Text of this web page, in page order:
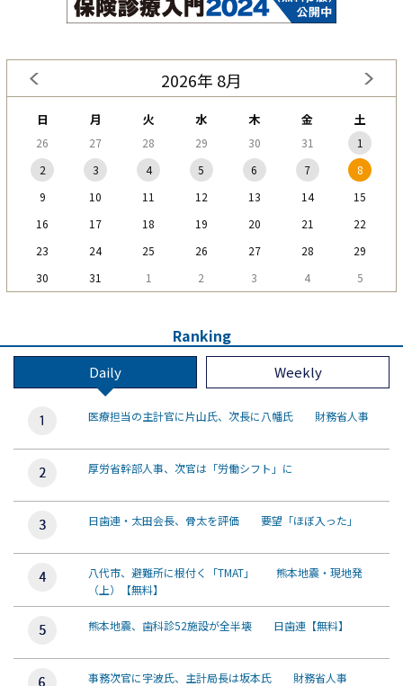
2026年 8月
日 月 火 水 木 金 土
26 27 28 29 30 31
1
2
3 4 5 6 7
8
9
10 11 12 13 14
15
16
17 18 19 20 21
22
23
24 25 26 27 28
29
30
31 1 2 3 4 5
Ranking
Daily Weekly
医療担当の主計官に片山氏、次長に八幡氏 財務省人事
厚労省幹部人事、次官は「労働シフト」に
日歯連・太田会長、骨太を評価 要望「ほぼ入った」
八代市、避難所に根付く「TMAT」 熊本地震・現地発
（上）【無料】
熊本地震、歯科診52施設が全半壊 日歯連【無料】
事務次官に宇波氏、主計局長は坂本氏 財務省人事